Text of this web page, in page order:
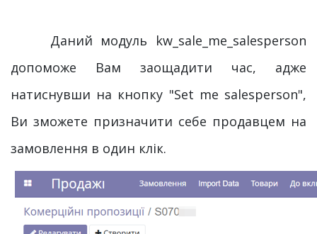
Даний модуль kw_sale_me_salesperson
допоможе Вам заощадити час, адже
натиснувши на кнопку "Set me salesperson",
Ви зможете призначити себе продавцем на
замовлення в один клік.